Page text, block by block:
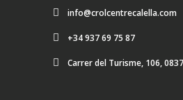
info@crolcentrecalella.com
+34 937 69 75 87
Carrer del Turisme, 106,